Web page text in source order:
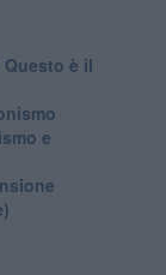
Questo è il
e